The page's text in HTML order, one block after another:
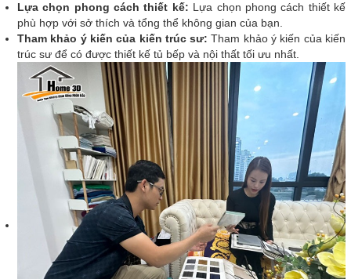
Lựa chọn phong cách thiết kế: Lựa chọn phong cách thiết kế
phù hợp với sở thích và tổng thể không gian của bạn.
Tham khảo ý kiến của kiến trúc sư: Tham khảo ý kiến của kiến
trúc sư để có được thiết kế tủ bếp và nội thất tối ưu nhất.